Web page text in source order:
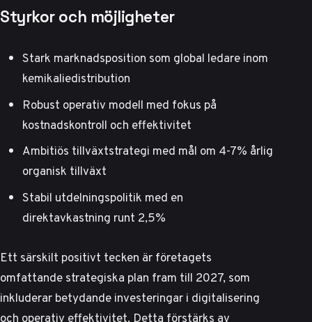
Styrkor och möjligheter
Stark marknadsposition som global ledare inom
kemikaliedistribution
Robust operativ modell med fokus på
kostnadskontroll och effektivitet
Ambitiös tillväxtstrategi med mål om 4-7% årlig
organisk tillväxt
Stabil utdelningspolitik med en
direktavkastning runt 2,5%
Ett särskilt positivt tecken är företagets
omfattande strategiska plan fram till 2027, som
inkluderar betydande investeringar i digitalisering
och operativ effektivitet. Detta förstärks av